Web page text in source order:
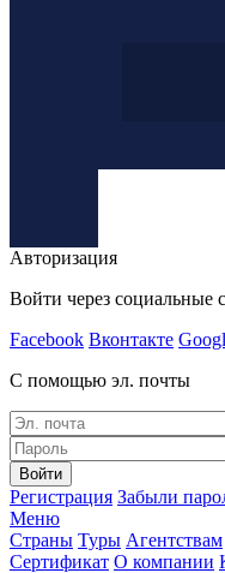
Авторизация
Войти через социальные
Facebook Вконтакте
С помощью эл. почты
Войти
Регистрация Забыли
Меню
Страны Туры Агентствам
Сертификат О компании